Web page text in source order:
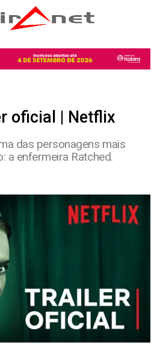
oficial | Netflix
das personagens mais
a enfermeira Ratched.